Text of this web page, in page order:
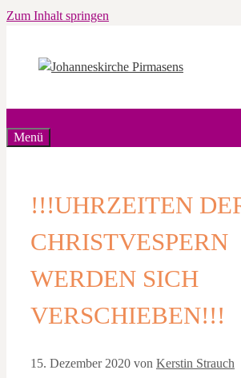
Zum Inhalt springen
Menü
!!!UHRZEITEN
CHRISTVESPERN
WERDEN SICH
VERSCHIEBEN!!!
15. Dezember 2020 von Kerstin Strauch